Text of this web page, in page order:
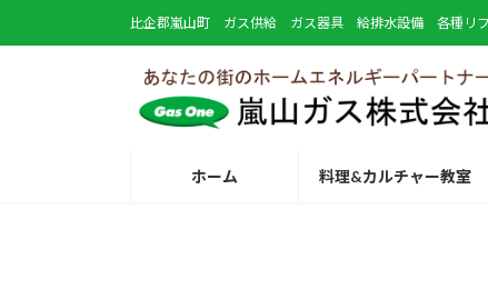
比企郡嵐山町 ガス供給 ガス器具 給排水設備 各種リ
ホーム 料理&カルチャー教室